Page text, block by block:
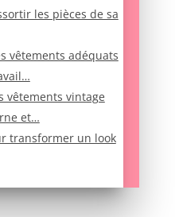
les pièces de sa
vêtements adéquats
vêtements vintage
et…
transformer un look